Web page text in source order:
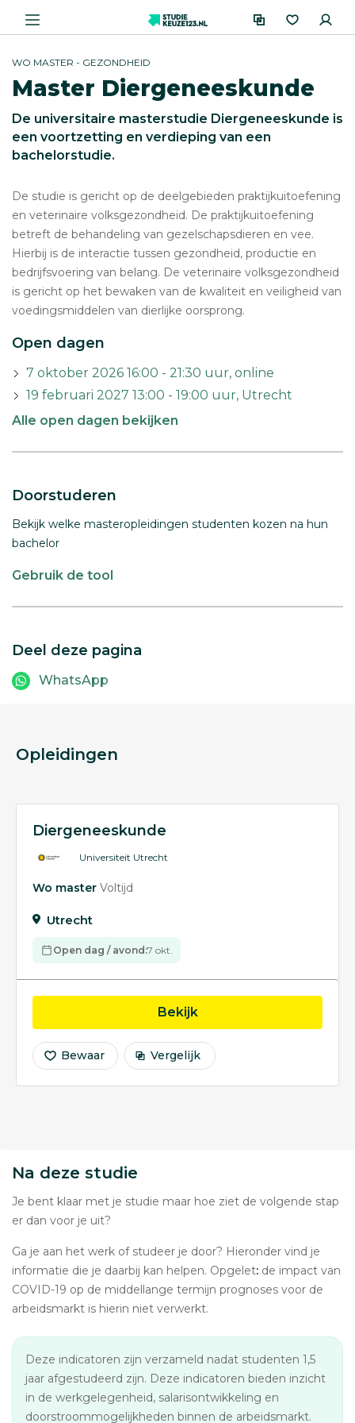
WO MASTER - GEZONDHEID
Master Diergeneeskunde
De universitaire masterstudie Diergeneeskunde is
een voortzetting en verdieping van een
bachelorstudie.
De studie is gericht op de deelgebieden praktijkuitoefening
en veterinaire volksgezondheid. De praktijkuitoefening
betreft de behandeling van gezelschapsdieren en vee.
Hierbij is de interactie tussen gezondheid, productie en
bedrijfsvoering van belang. De veterinaire volksgezondheid
is gericht op het bewaken van de kwaliteit en veiligheid van
voedingsmiddelen van dierlijke oorsprong.
Open dagen
7 oktober 2026 16:00 - 21:30 uur, online
19 februari 2027 13:00 - 19:00 uur, Utrecht
Alle open dagen bekijken
Doorstuderen
Bekijk welke masteropleidingen studenten kozen na hun
bachelor
Gebruik de tool
Deel deze pagina
WhatsApp
Opleidingen
Diergeneeskunde
Universiteit Utrecht
Wo master Voltijd
Utrecht
Open dag / avond:7 okt.
Bekijkopleiding
Bewaar Vergelijk
Na deze studie
Je bent klaar met je studie maar hoe ziet de volgende stap
er dan voor je uit?
Ga je aan het werk of studeer je door? Hieronder vind je
informatie die je daarbij kan helpen. Opgelet: de impact van
COVID-19 op de middellange termijn prognoses voor de
arbeidsmarkt is hierin niet verwerkt.
Deze indicatoren zijn verzameld nadat studenten 1,5
jaar afgestudeerd zijn. Deze indicatoren bieden inzicht
in de werkgelegenheid, salarisontwikkeling en
doorstroommogelijkheden binnen de arbeidsmarkt.